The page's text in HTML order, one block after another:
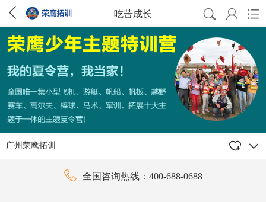
 吃苦成长   
广州荣鹰拓训 
学校简介 课程汇总
 全国咨询热线：400-688-0688